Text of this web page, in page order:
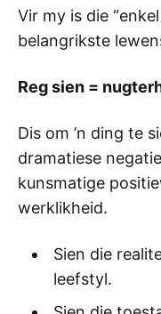
Vir my is die
belangrikste
Reg sien =
Dis om ’n ding te
dramatiese
kunsmatige
werklikheid.
Sien die
leefstyl.